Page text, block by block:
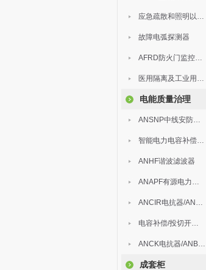
应急疏散和照明以及灯具
故障电弧探测器
AFRD防火门监控系统
医用隔离及工业用电绝缘检测
电能质量治理
ANSNP中线安防保护器
智能电力电容补偿装置
ANHF谐波滤波器
ANAPF有源电力滤波器
ANCIR电抗器/ANHPD300谐波保护器
电容补偿/投切开关/ARC
ANCK电抗器/ANBSMJ自愈式低压并联电容器
成套柜